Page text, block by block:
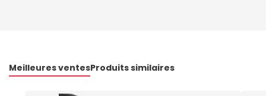
Meilleures ventesProduits similaires